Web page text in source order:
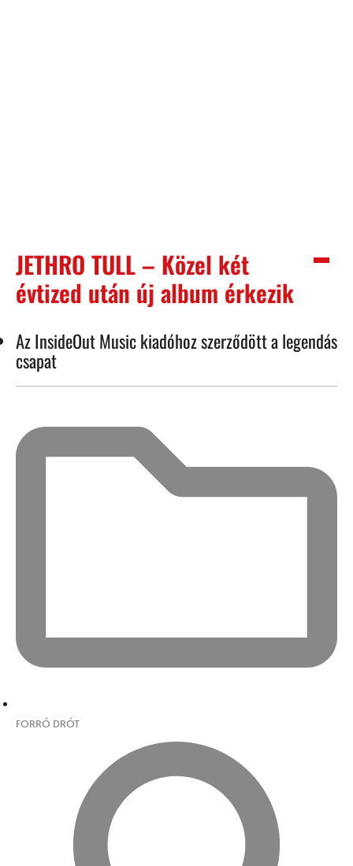
JETHRO TULL – Közel két
évtized után új album érkezik
Az InsideOut Music kiadóhoz szerződött a legendás
csapat
FORRÓ DRÓT